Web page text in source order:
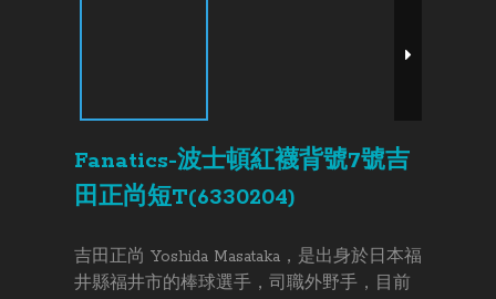
Fanatics-波士頓紅襪背號7號吉
田正尚短T(6330204)
吉田正尚 Yoshida Masataka，是出身於日本福
井縣福井市的棒球選手，司職外野手，目前